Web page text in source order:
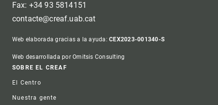
Fax: +34 93 5814151
contacte@creaf.uab.cat
Web elaborada gracias a la ayuda:CEX2023-001340-S
Web desarrollada por Omitsis Consulting
Footer
SOBRE EL CREAF
El Centro
Nuestra gente